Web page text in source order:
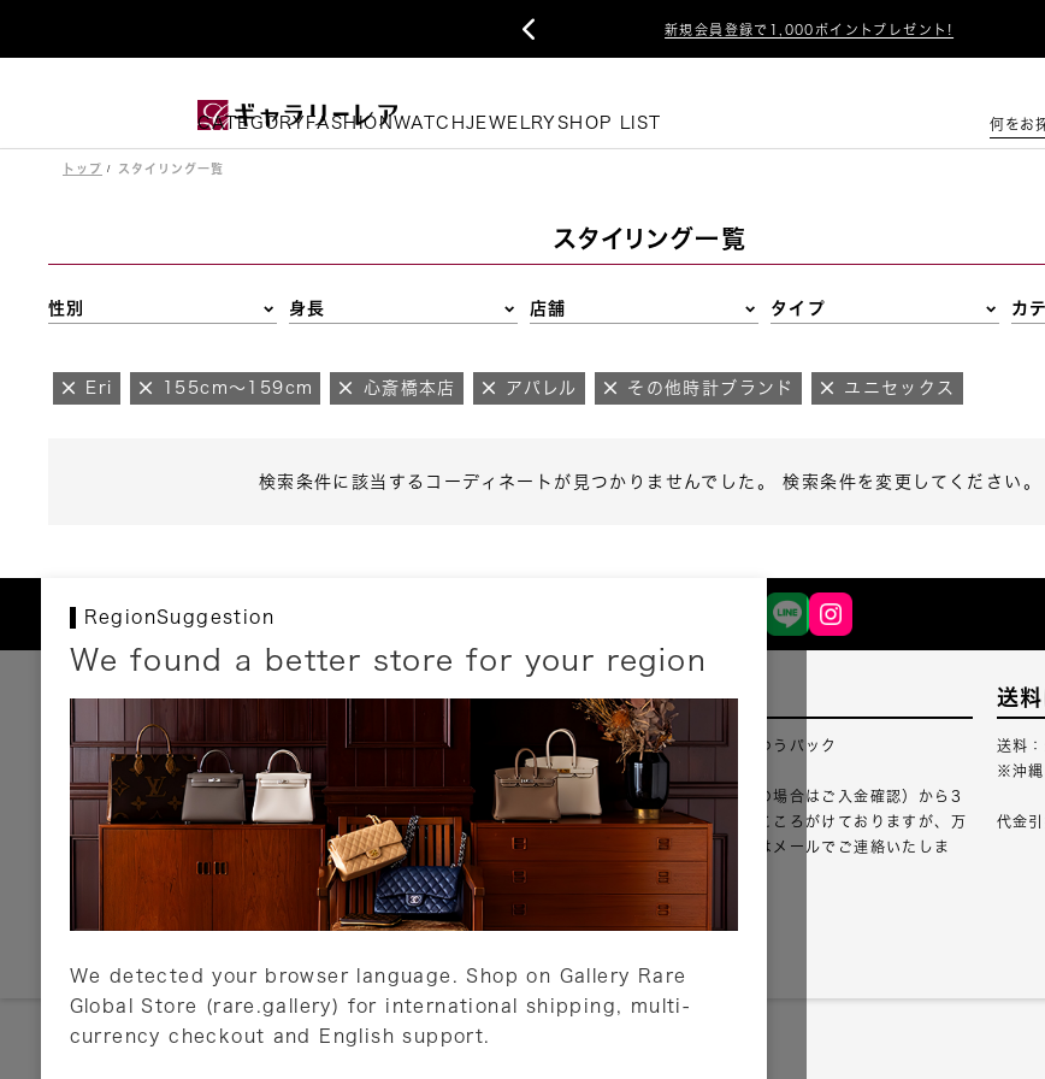
新規会員登録で1,000ポイントプレゼント!

CATEGORY FASHIONWATCHJEWELRY SHOP LIST 何をお
トップ スタイリング一覧
スタイリング一覧
性別 身長 店舗 タイプ カ
Eri 155cm～159cm 心斎橋本店 アパレル その他時計ブランド ユニセックス
検索条件に該当するコーディネートが見つかりませんでした。 検索条件を変更してください。
RegionSuggestion
We found a better store for your region
We detected your browser language. Shop on Gallery Rare
Global Store (rare.gallery) for international shipping, multi-
currency checkout and English support.
お支払いについて
以下のお支払方法が利用可能です。
クレジットカード
ショッピングローン
銀行振込・郵便振替
代金引換
Amazon Pay
PayPay
店頭支払い
詳しくはこちら
配送について
配送業者：佐川急便・ゆうパック
ご注文確認（銀行振込の場合はご入金確認）から3
営業日以内のご出荷をこころがけておりますが、万
が一出荷が遅れる場合はメールでご連絡いたしま
詳しくはこちら
送
送料
※沖縄
代金